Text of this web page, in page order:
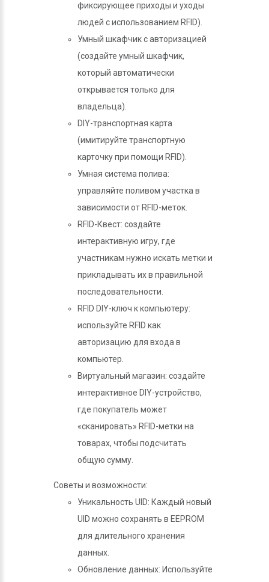
фиксирующее приходы и уходы
людей с использованием RFID).
Умный шкафчик с авторизацией
(создайте умный шкафчик,
который автоматически
открывается только для
владельца).
DIY-транспортная карта
(имитируйте транспортную
карточку при помощи RFID).
Умная система полива:
управляйте поливом участка в
зависимости от RFID-меток.
RFID-Квест: создайте
интерактивную игру, где
участникам нужно искать метки и
прикладывать их в правильной
последовательности.
RFID DIY-ключ к компьютеру:
используйте RFID как
авторизацию для входа в
компьютер.
Виртуальный магазин: создайте
интерактивное DIY-устройство,
где покупатель может
«сканировать» RFID-метки на
товарах, чтобы подсчитать
общую сумму.
Советы и возможности:
Уникальность UID: Каждый новый
UID можно сохранять в EEPROM
для длительного хранения
данных.
Обновление данных: Используйте